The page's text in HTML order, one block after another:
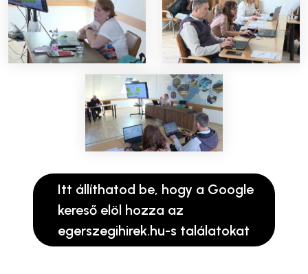
Itt állíthatod be, hogy a Google
kereső elöl hozza az
egerszegihirek.hu-s találatokat